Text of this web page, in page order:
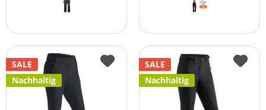
SALE
Nachhaltig
SALE
Nachhaltig